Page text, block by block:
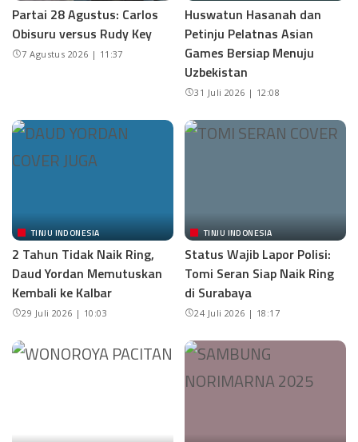
Partai 28 Agustus: Carlos
Obisuru versus Rudy Key
7 Agustus 2026 | 11:37
Huswatun Hasanah dan
Petinju Pelatnas Asian
Games Bersiap Menuju
Uzbekistan
31 Juli 2026 | 12:08
TINJU INDONESIA
2 Tahun Tidak Naik Ring,
Daud Yordan Memutuskan
Kembali ke Kalbar
29 Juli 2026 | 10:03
TINJU INDONESIA
Status Wajib Lapor Polisi:
Tomi Seran Siap Naik Ring
di Surabaya
24 Juli 2026 | 18:17